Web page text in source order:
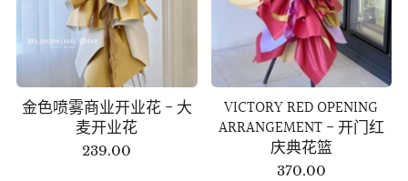
金色喷雾商业开业花 - 大
麦开业花
239.00
VICTORY RED OPENING
ARRANGEMENT - 开门红
庆典花篮
370.00